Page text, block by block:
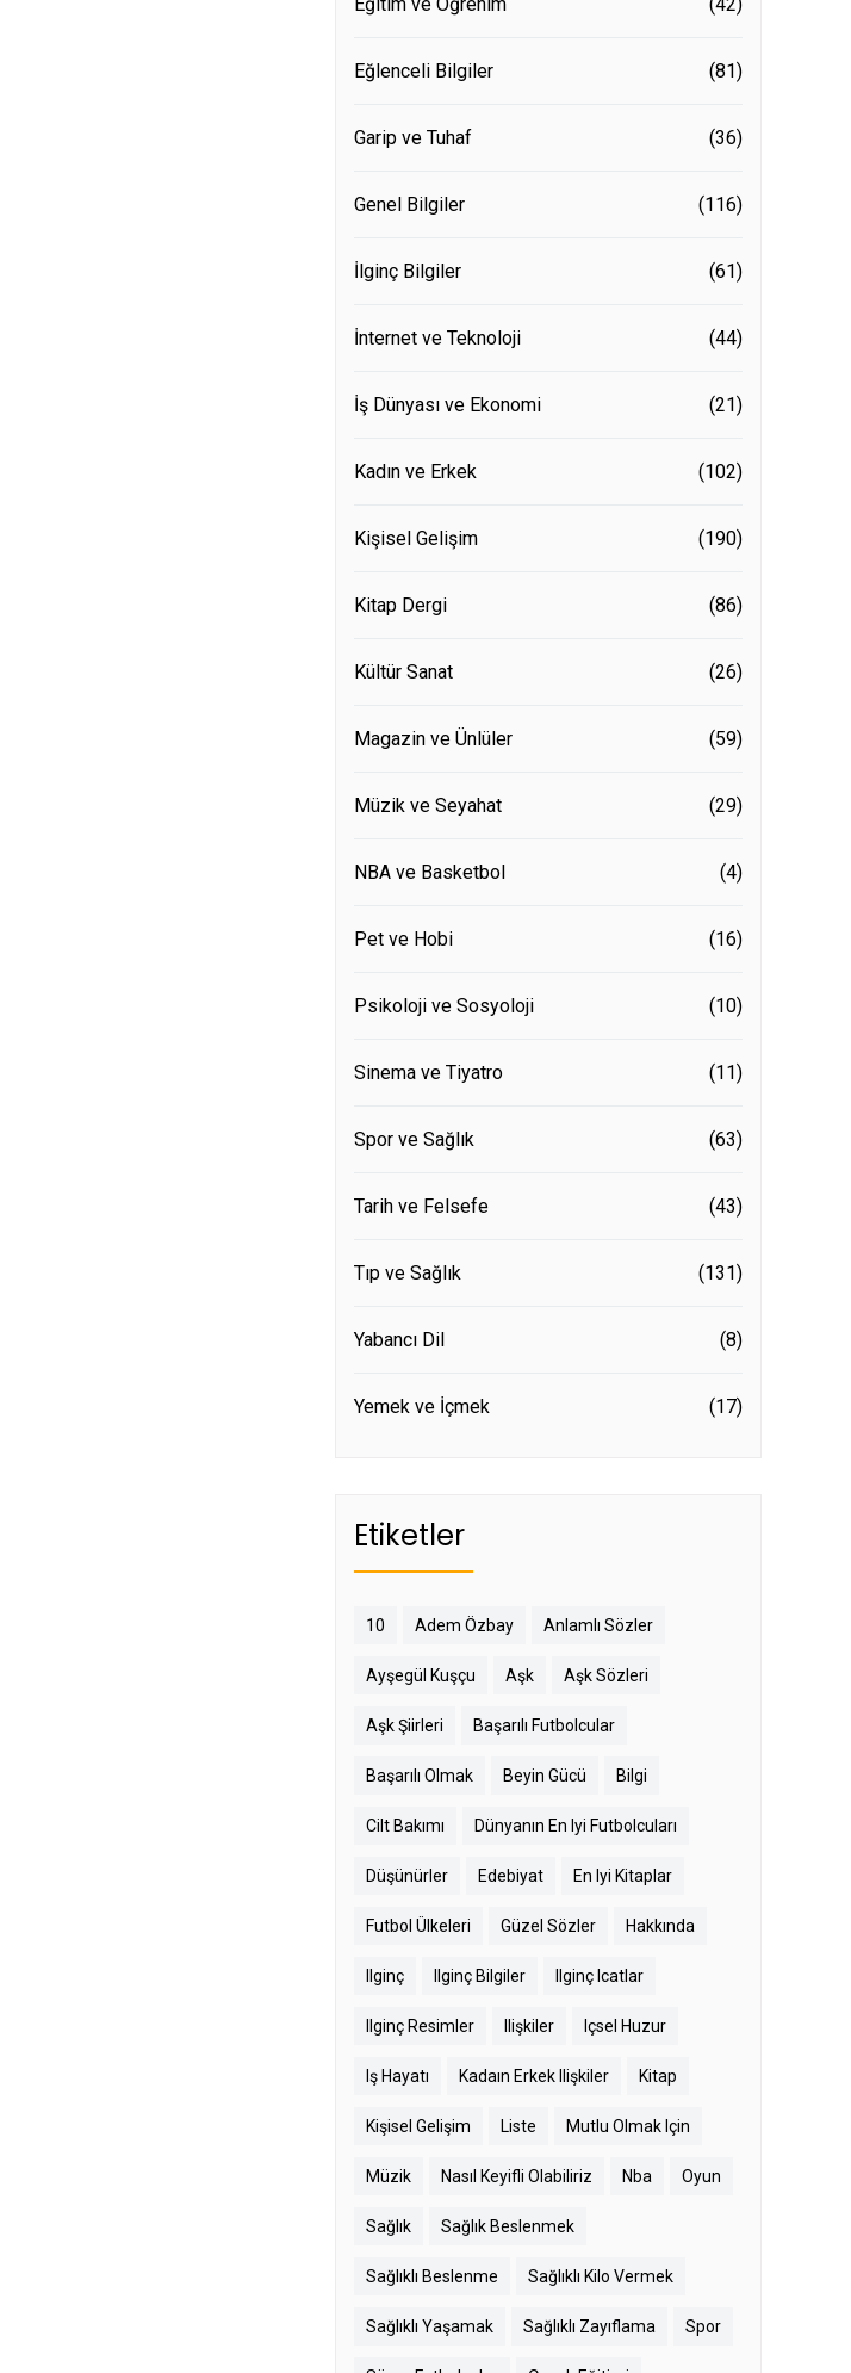
Eğlenceli Bilgiler (81)
Garip ve Tuhaf (36)
Genel Bilgiler (116)
İlginç Bilgiler (61)
İnternet ve Teknoloji (44)
İş Dünyası ve Ekonomi (21)
Kadın ve Erkek (102)
Kişisel Gelişim (190)
Kitap Dergi (86)
Kültür Sanat (26)
Magazin ve Ünlüler (59)
Müzik ve Seyahat (29)
NBA ve Basketbol (4)
Pet ve Hobi (16)
Psikoloji ve Sosyoloji (10)
Sinema ve Tiyatro (11)
Spor ve Sağlık (63)
Tarih ve Felsefe (43)
Tıp ve Sağlık (131)
Yabancı Dil (8)
Yemek ve İçmek (17)
Etiketler
10 Adem Özbay Anlamlı Sözler
Ayşegül Kuşçu Aşk Aşk Sözleri
Aşk Şiirleri Başarılı Futbolcular
Başarılı Olmak Beyin Gücü Bilgi
Cilt Bakımı Dünyanın En Iyi Futbolcuları
Düşünürler Edebiyat En Iyi Kitaplar
Futbol Ülkeleri Güzel Sözler Hakkında
Ilginç Ilginç Bilgiler Ilginç Icatlar
Ilginç Resimler Ilişkiler Içsel Huzur
Iş Hayatı Kadaın Erkek Ilişkiler Kitap
Kişisel Gelişim Liste Mutlu Olmak Için
Müzik Nasıl Keyifli Olabiliriz Nba Oyun
Sağlık Sağlık Beslenmek
Sağlıklı Beslenme Sağlıklı Kilo Vermek
Sağlıklı Yaşamak Sağlıklı Zayıflama Spor